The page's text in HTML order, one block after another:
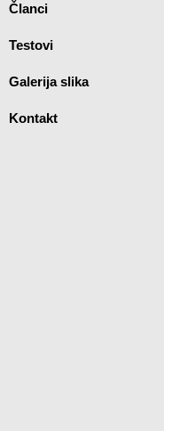
Članci
Testovi
Galerija slika
Kontakt